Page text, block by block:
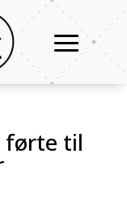
førte til